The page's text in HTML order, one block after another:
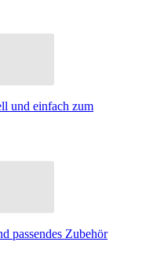
und einfach zum
passendes Zubehör